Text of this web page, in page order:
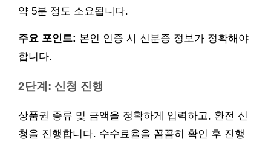
약 5분 정도 소요됩니다.
주요 포인트: 본인 인증 시 신분증 정보가 정확해야
합니다.
2단계: 신청 진행
상품권 종류 및 금액을 정확하게 입력하고, 환전 신
청을 진행합니다. 수수료율을 꼼꼼히 확인 후 진행